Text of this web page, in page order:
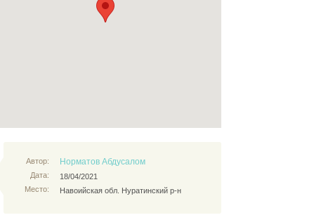
Автор:
Дата:
Место:
Норматов Абдусалом
18/04/2021
Навоийская обл. Нуратинский р-н